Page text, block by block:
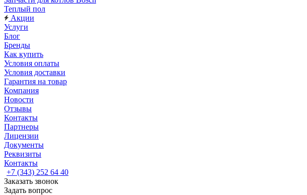
Теплый пол
Акции
Услуги
Блог
Бренды
Как купить
Условия оплаты
Условия доставки
Гарантия на товар
Компания
Новости
Отзывы
Контакты
Партнеры
Лицензии
Документы
Реквизиты
Контакты
+7 (343) 252 64 40
Заказать звонок
Задать вопрос